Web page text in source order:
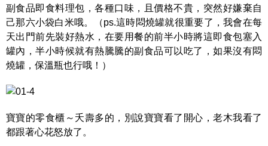
副食品即食料理包，各種口味，且價格不貴，突然好嫌棄自
己那六小袋白米哦。（ps.這時悶燒罐就很重要了，我會在每
天出門前先裝好熱水，在要用餐的前半小時將這即食包塞入
罐內，半小時候就有熱騰騰的副食品可以吃了，如果沒有悶
燒罐，保溫瓶也行哦！）
寶寶的零食櫃～夭壽多的，別說寶寶看了開心，老木我看了
都跟著心花怒放了。